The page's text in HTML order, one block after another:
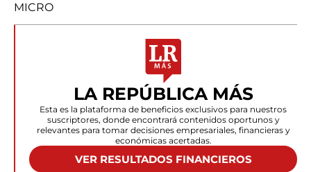
MICRO
LA REPÚBLICA MÁS
Esta es la plataforma de beneficios exclusivos para nuestros
suscriptores, donde encontrará contenidos oportunos y
relevantes para tomar decisiones empresariales, financieras y
económicas acertadas.
VER RESULTADOS FINANCIEROS